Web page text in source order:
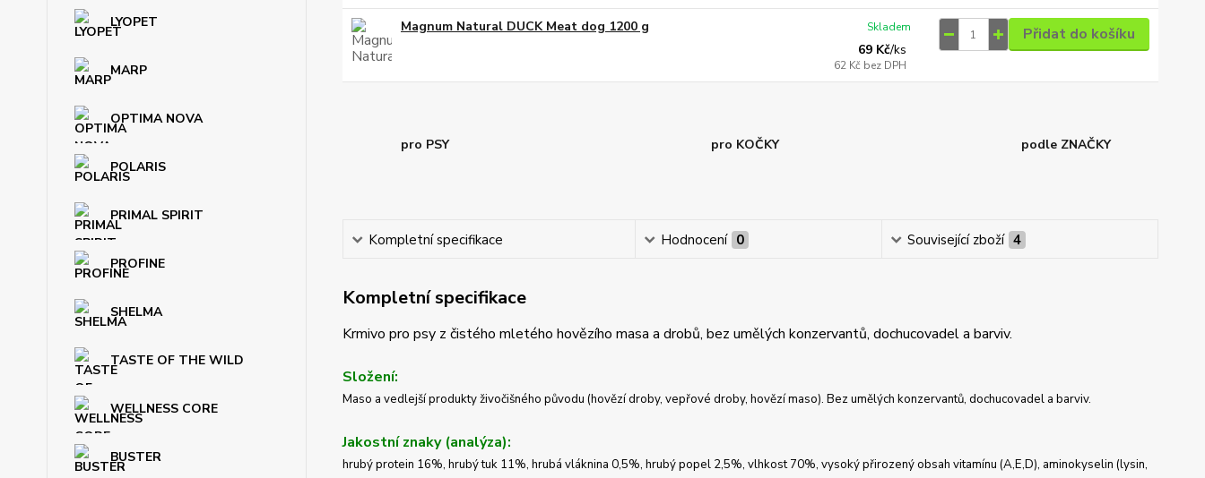
LYOPET
MARP
OPTIMA NOVA
POLARIS
PRIMAL SPIRIT
PROFINE
SHELMA
TASTE OF THE WILD
WELLNESS CORE
BUSTER
Magnum Natural DUCK Meat dog 1200 g
69 Kč/ks
62 Kč bez DPH
Skladem Přidat do košíku
pro PSY pro KOČKY podle ZNAČKY
Kompletní specifikace Hodnocení 0 Související zboží 4
Kompletní specifikace
Krmivo pro psy z čistého mletého hovězího masa a drobů, bez umělých konzervantů, dochucovadel a barviv.
Složení:
Maso a vedlejší produkty živočišného původu (hovězí droby, vepřové droby, hovězí maso). Bez umělých konzervantů, dochucovadel a barviv.
Jakostní znaky (analýza):
hrubý protein 16%, hrubý tuk 11%, hrubá vláknina 0,5%, hrubý popel 2,5%, vlhkost 70%, vysoký přirozený obsah vitamínu (A,E,D), aminokyselin (lysin,